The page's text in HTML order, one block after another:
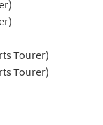
Tourer)
Tourer)